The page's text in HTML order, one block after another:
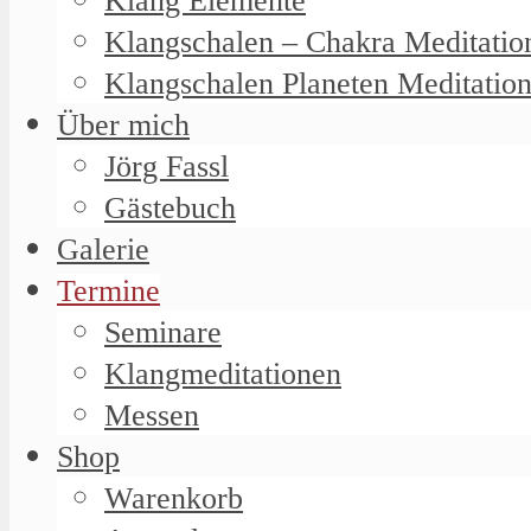
Klangschalen – Chakra
Klangschalen Planeten Meditation
Über mich
Jörg Fassl
Gästebuch
Galerie
Termine
Seminare
Klangmeditationen
Messen
Shop
Warenkorb